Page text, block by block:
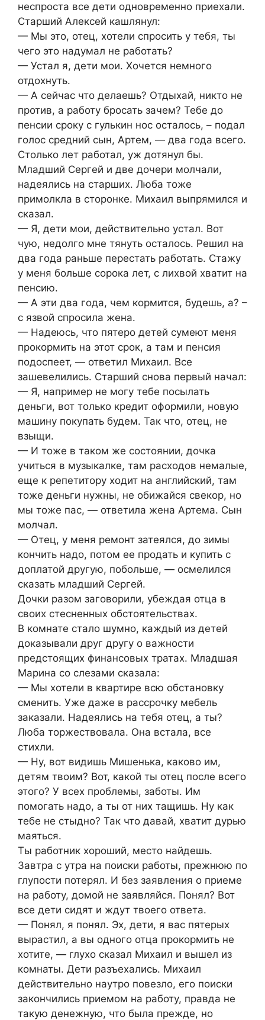
неспроста все дети одновременно приехали.
Старший Алексей кашлянул:
— Мы это, отец, хотели спросить у тебя, ты
чего это надумал не работать?
— Устал я, дети мои. Хочется немного
отдохнуть.
— А сейчас что делаешь? Отдыхай, никто не
против, а работу бросать зачем? Тебе до
пенсии сроку с гулькин нос осталось, – подал
голос средний сын, Артем, — два года всего.
Столько лет работал, уж дотянул бы.
Младший Сергей и две дочери молчали,
надеялись на старших. Люба тоже
примолкла в сторонке. Михаил выпрямился и
сказал.
— Я, дети мои, действительно устал. Вот
чую, недолго мне тянуть осталось. Решил на
два года раньше перестать работать. Стажу
у меня больше сорока лет, с лихвой хватит на
пенсию.
— А эти два года, чем кормится, будешь, а? –
с язвой спросила жена.
— Надеюсь, что пятеро детей сумеют меня
прокормить на этот срок, а там и пенсия
подоспеет, — ответил Михаил. Все
зашевелились. Старший снова первый начал:
— Я, например не могу тебе посылать
деньги, вот только кредит оформили, новую
машину покупать будем. Так что, отец, не
взыщи.
— И тоже в таком же состоянии, дочка
учиться в музыкалке, там расходов немалые,
еще к репетитору ходит на английский, там
тоже деньги нужны, не обижайся свекор, но
мы тоже пас, — ответила жена Артема. Сын
молчал.
— Отец, у меня ремонт затеялся, до зимы
кончить надо, потом ее продать и купить с
доплатой другую, побольше, — осмелился
сказать младший Сергей.
Дочки разом заговорили, убеждая отца в
своих стесненных обстоятельствах.
В комнате стало шумно, каждый из детей
доказывали друг другу о важности
предстоящих финансовых тратах. Младшая
Марина со слезами сказала:
— Мы хотели в квартире всю обстановку
сменить. Уже даже в рассрочку мебель
заказали. Надеялись на тебя отец, а ты?
Люба торжествовала. Она встала, все
стихли.
— Ну, вот видишь Мишенька, каково им,
детям твоим? Вот, какой ты отец после всего
этого? У всех проблемы, заботы. Им
помогать надо, а ты от них тащишь. Ну как
тебе не стыдно? Так что давай, хватит дурью
маяться.
Ты работник хороший, место найдешь.
Завтра с утра на поиски работы, прежнюю по
глупости потерял. И без заявления о приеме
на работу, домой не заявляйся. Понял? Вот
все дети сидят и ждут твоего ответа.
— Понял, я понял. Эх, дети, я вас пятерых
вырастил, а вы одного отца прокормить не
хотите, — глухо сказал Михаил и вышел из
комнаты. Дети разъехались. Михаил
действительно наутро повезло, его поиски
закончились приемом на работу, правда не
такую денежную, что была прежде, но